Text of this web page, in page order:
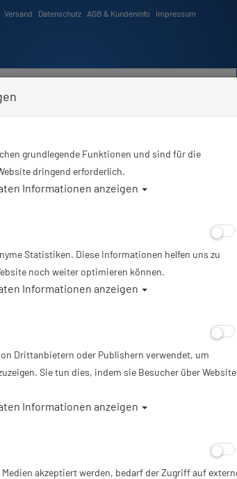
Versand Datenschutz AGB & Kundeninfo Impressum
Tauchausrüstung SI TECH Valve Port für Innenmontage
Alle
SI TECH Valve
Artikelnr.: pol-60852
15,00 €*
Lieferbar in 4-5 Werktagen, der
grundlegende Funktionen und sind für die
dringend erforderlich.
Informationen anzeigen
Statistiken. Diese Informationen helfen uns zu
noch weiter optimieren können.
Informationen anzeigen
Drittanbietern oder Publishern verwendet, um
Sie tun dies, indem sie Besucher über
Informationen anzeigen
akzeptiert werden, bedarf der Zugriff auf